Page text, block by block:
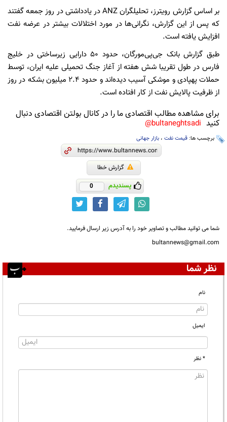
بر اساس گزارش رویترز، تحلیلگران ANZ در یادداشتی در روز جمعه گفتند
که پس از این گزارش، نگرانی‌ها در مورد اختلالات بیشتر در عرضه نفت
افزایش یافته است.
طبق گزارش بانک جی‌پی‌مورگان، حدود ۵۰ دارایی زیرساختی در خلیج
فارس در طول تقریبا شش هفته از آغاز جنگ تحمیلی علیه ایران، توسط
حملات پهپادی و موشکی آسیب دیده‌اند و حدود ۲.۴ میلیون بشکه در روز
از ظرفیت پالایش نفت از کار افتاده است.
برای مشاهده مطالب اقتصادی ما را در کانال بولتن اقتصادی دنبال
کنید bultaneghtsadi@
برچسب ها: قیمت نفت ، بازار جهانی
گزارش خطا
پسندیدم 0
شما می توانید مطالب و تصاویر خود را به آدرس زیر ارسال فرمایید.
bultannews@gmail.com
نظر شما
نام
ایمیل
* نظر